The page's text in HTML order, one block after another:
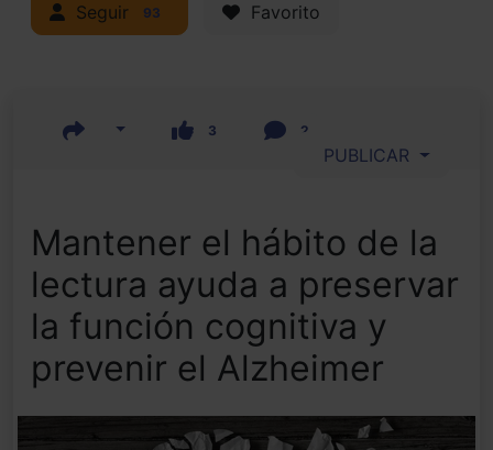
Seguir 93 Favorito
3 2
PUBLICAR
Mantener el hábito de la
lectura ayuda a preservar
la función cognitiva y
prevenir el Alzheimer